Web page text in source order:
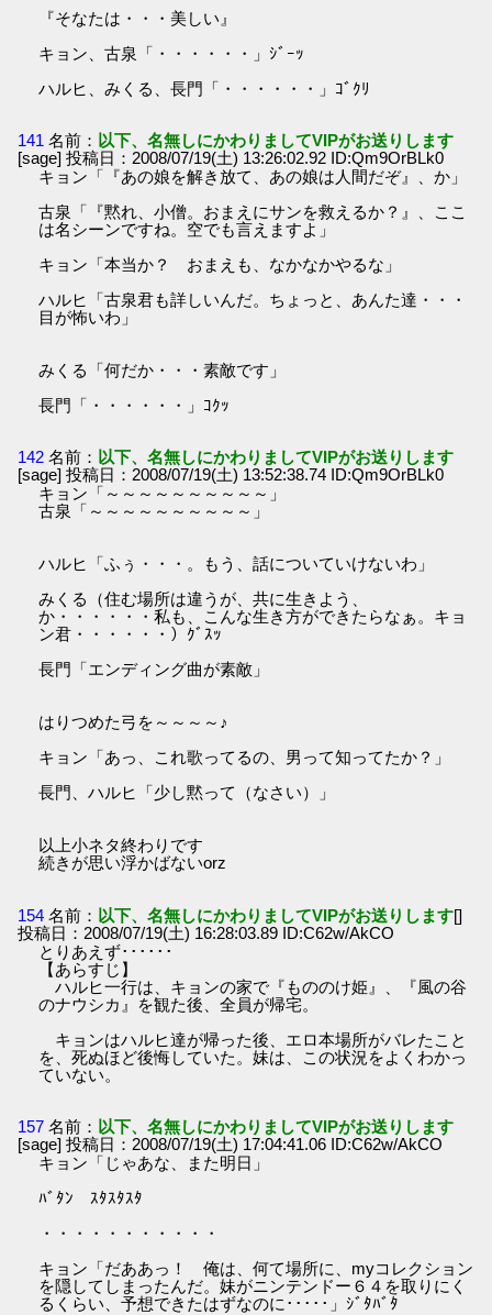
『そなたは・・・美しい』
キョン、古泉「・・・・・・」ｼﾞｰｯ
ハルヒ、みくる、長門「・・・・・・」ｺﾞｸﾘ
141 名前： 以下、名無しにかわりましてVIPがお送りします
[sage] 投稿日：2008/07/19(土) 13:26:02.92 ID:Qm9OrBLk0
キョン「『あの娘を解き放て、あの娘は人間だぞ』、か」
古泉「『黙れ、小僧。おまえにサンを救えるか？』、ここ
は名シーンですね。空でも言えますよ」
キョン「本当か？ おまえも、なかなかやるな」
ハルヒ「古泉君も詳しいんだ。ちょっと、あんた達・・・
目が怖いわ」
みくる「何だか・・・素敵です」
長門「・・・・・・」ｺｸｯ
142 名前： 以下、名無しにかわりましてVIPがお送りします
[sage] 投稿日：2008/07/19(土) 13:52:38.74 ID:Qm9OrBLk0
キョン「～～～～～～～～～～」
古泉「～～～～～～～～～～」
ハルヒ「ふぅ・・・。もう、話についていけないわ」
みくる（住む場所は違うが、共に生きよう、
か・・・・・・私も、こんな生き方ができたらなぁ。キョ
ン君・・・・・・）ｸﾞｽｯ
長門「エンディング曲が素敵」
はりつめた弓を～～～～♪
キョン「あっ、これ歌ってるの、男って知ってたか？」
長門、ハルヒ「少し黙って（なさい）」
以上小ネタ終わりです
続きが思い浮かばないorz
154 名前： 以下、名無しにかわりましてVIPがお送りします[]
投稿日：2008/07/19(土) 16:28:03.89 ID:C62w/AkCO
とりあえず･･････
【あらすじ】
ハルヒ一行は、キョンの家で『もののけ姫』、『風の谷
のナウシカ』を観た後、全員が帰宅。
キョンはハルヒ達が帰った後、エロ本場所がバレたこと
を、死ぬほど後悔していた。妹は、この状況をよくわかっ
ていない。
157 名前： 以下、名無しにかわりましてVIPがお送りします
[sage] 投稿日：2008/07/19(土) 17:04:41.06 ID:C62w/AkCO
キョン「じゃあな、また明日」
ﾊﾞﾀﾝ ｽﾀｽﾀｽﾀ
・・・・・・・・・・・
キョン「だああっ！ 俺は、何て場所に、myコレクション
を隠してしまったんだ。妹がニンテンドー６４を取りにく
るくらい、予想できたはずなのに･････」ｼﾞﾀﾊﾞﾀ